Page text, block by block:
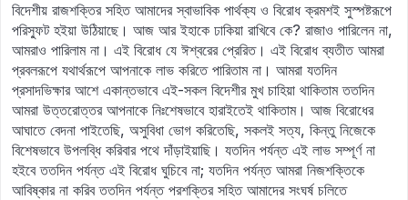
বিদেশীয় রাজশক্তির সহিত আমাদের স্বাভাবিক পার্থক্য ও বিরোধ ক্রমশই সুস্পষ্টরূপে
পরিস্ফুট হইয়া উঠিয়াছে। আজ আর ইহাকে ঢাকিয়া রাখিবে কে? রাজাও পারিলেন না,
আমরাও পারিলাম না। এই বিরোধ যে ঈশ্বরের প্রেরিত। এই বিরোধ ব্যতীত আমরা
প্রবলরূপে যথার্থরূপে আপনাকে লাভ করিতে পারিতাম না। আমরা যতদিন
প্রসাদভিক্ষার আশে একান্তভাবে এই-সকল বিদেশীর মুখ চাহিয়া থাকিতাম ততদিন
আমরা উত্তরোত্তর আপনাকে নিঃশেষভাবে হারাইতেই থাকিতাম। আজ বিরোধের
আঘাতে বেদনা পাইতেছি, অসুবিধা ভোগ করিতেছি, সকলই সত্য, কিন্তু নিজেকে
বিশেষভাবে উপলব্ধি করিবার পথে দাঁড়াইয়াছি। যতদিন পর্যন্ত এই লাভ সম্পূর্ণ না
হইবে ততদিন পর্যন্ত এই বিরোধ ঘুচিবে না; যতদিন পর্যন্ত আমরা নিজশক্তিকে
আবিষ্কার না করিব ততদিন পর্যন্ত পরশক্তির সহিত আমাদের সংঘর্ষ চলিতে